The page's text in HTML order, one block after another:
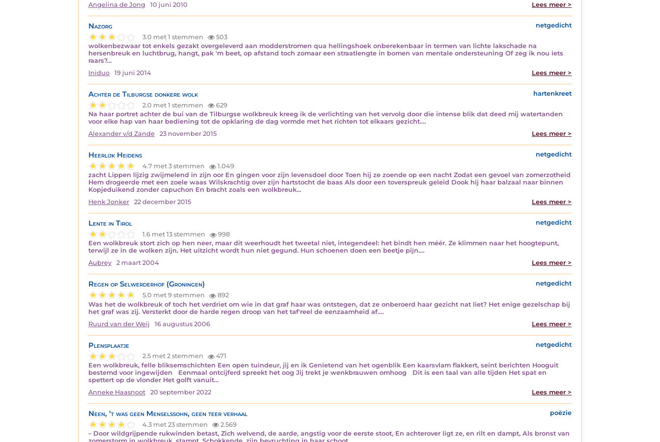
Angelina de Jong
10 juni 2010 Lees meer >
Nazorg
netgedicht
3.0 met 1 stemmen
503
wolkenbezwaar tot enkels gezakt overgeleverd aan modderstromen qua hellingshoek onberekenbaar in termen van lichte lakschade na
hersenbreuk en luchtbrug, hangt, pak 'm beet, op afstand toch zomaar een straatlengte in bomen van mentale ondersteuning Of zeg ik nou iets
raars?…
Iniduo
19 juni 2014 Lees meer >
Achter de Tilburgse donkere wolk
hartenkreet
2.0 met 1 stemmen
629
Na haar portret achter de bui van de Tilburgse wolkbreuk kreeg ik de verlichting van het vervolg door die intense blik dat deed mij watertanden
voor elke hap van haar bediening tot de opklaring de dag vormde met het richten tot elkaars gezicht.…
Alexander v/d Zande
23 november 2015 Lees meer >
Heerlijk Heidens
netgedicht
4.7 met 3 stemmen
1.049
zacht Lippen lijzig zwijmelend in zijn oor En gingen voor zijn levensdoel door Toen hij ze zoende op een nacht Zodat een gevoel van zomerzotheid
Hem drogeerde met een zoele waas Wilskrachtig over zijn hartstocht de baas Als door een toverspreuk geleid Dook hij haar balzaal naar binnen
Kopjeduikend zonder capuchon En bracht zoals een wolkbreuk…
Henk Jonker
22 december 2015 Lees meer >
Lente in Tirol
netgedicht
1.6 met 13 stemmen
998
Een wolkbreuk stort zich op hen neer, maar dit weerhoudt het tweetal niet, integendeel: het bindt hen méér. Ze klimmen naar het hoogtepunt,
terwijl ze in de wolken zijn. Het uitzicht wordt hun niet gegund. Hun schoenen doen een beetje pijn.…
Aubrey
2 maart 2004 Lees meer >
Regen op Selwerderhof (Groningen)
netgedicht
5.0 met 9 stemmen
892
Was het de wolkbreuk of toch het verdriet om wie in dat graf haar was ontstegen, dat ze onberoerd haar gezicht nat liet? Het enige gezelschap bij
het graf was zij. Versterkt door de harde regen droop van het taf'reel de eenzaamheid af.…
Ruurd van der Weij
16 augustus 2006 Lees meer >
Plensplaatje
netgedicht
2.5 met 2 stemmen
471
Een wolkbreuk, felle bliksemschichten Een open tuindeur, jij en ik Genietend van het ogenblik Een kaarsvlam flakkert, seint berichten Hooguit
bestemd voor ingewijden Eenmaal ontcijferd spreekt het oog Jij trekt je wenkbrauwen omhoog Dit is een taal van alle tijden Het spat en
spettert op de vlonder Het golft vanuit…
Anneke Haasnoot
20 september 2022 Lees meer >
Neen, ‘t was geen Menselssohn, geen teer verhaal
poëzie
4.3 met 23 stemmen
2.569
– Door wildgrijpende rukwinden betast, Zich welvend, de aarde, angstig voor de eerste stoot, En achterover ligt ze, en rilt en dampt, Als bronst van